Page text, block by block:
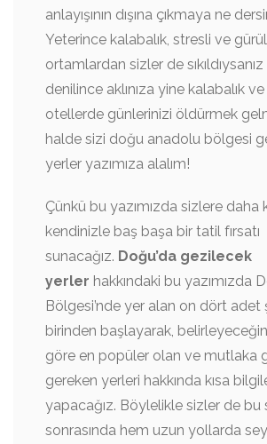
anlayışının dışına çıkmaya ne
Yeterince kalabalık, stresli ve
ortamlardan sizler de
denilince aklınıza yine kalabalık
otellerde günlerinizi öldürmek
halde sizi doğu anadolu bölgesi
yerler yazımıza alalım!
Çünkü bu yazımızda sizlere daha
kendinizle baş başa bir tatil fırsatı
sunacağız. Doğu’da gezilecek
yerler hakkındaki bu yazımızda
Bölgesi’nde yer alan on dört adet
birinden başlayarak,
göre en popüler olan ve mutlaka
gereken yerleri hakkında kısa
yapacağız. Böylelikle sizler de bu
sonrasında hem uzun yollarda